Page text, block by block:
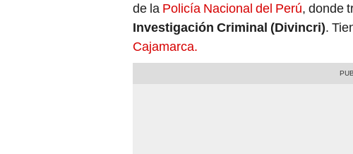
de la Policía Nacional del Perú, donde
Investigación Criminal (Divincri).
Cajamarca.